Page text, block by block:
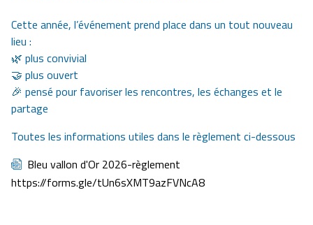
Cette année, l’événement prend place dans un tout nouveau
lieu :
🌿 plus convivial
🤝 plus ouvert
🎉 pensé pour favoriser les rencontres, les échanges et le
partage
Toutes les informations utiles dans le règlement ci-dessous
Document
Bleu vallon d'Or 2026-règlement
https://forms.gle/tUn6sXMT9azFVNcA8